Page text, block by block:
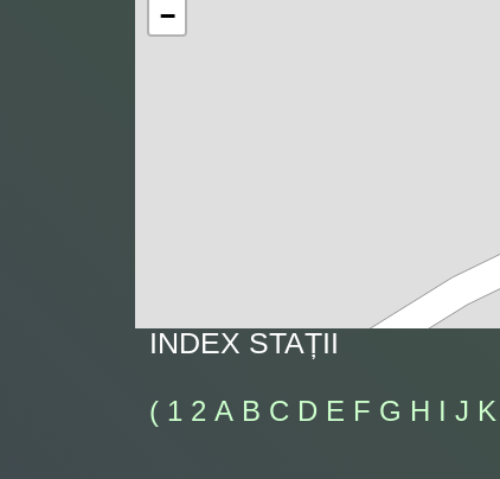
−
INDEX STAȚII
( 1 2 A B C D E F G H I J K